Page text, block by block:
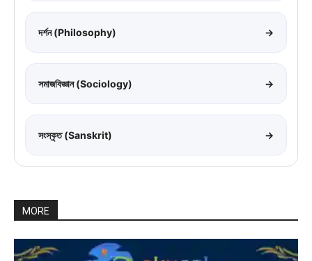
দর্শন (Philosophy) →
সমাজবিজ্ঞান (Sociology) →
সংস্কৃত (Sanskrit) →
MORE